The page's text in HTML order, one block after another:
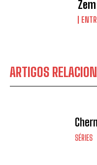
Zem
ARTIGOS
SÉRIES